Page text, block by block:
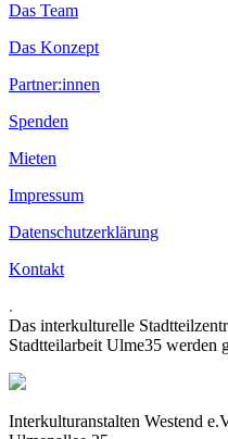
Das Team
Das Konzept
Partner:innen
Spenden
Mieten
Impressum
Datenschutzerklärung
Kontakt
.
Das interkulturelle
Stadtteilarbeit Ulme35 werden
Interkulturanstalten Westend